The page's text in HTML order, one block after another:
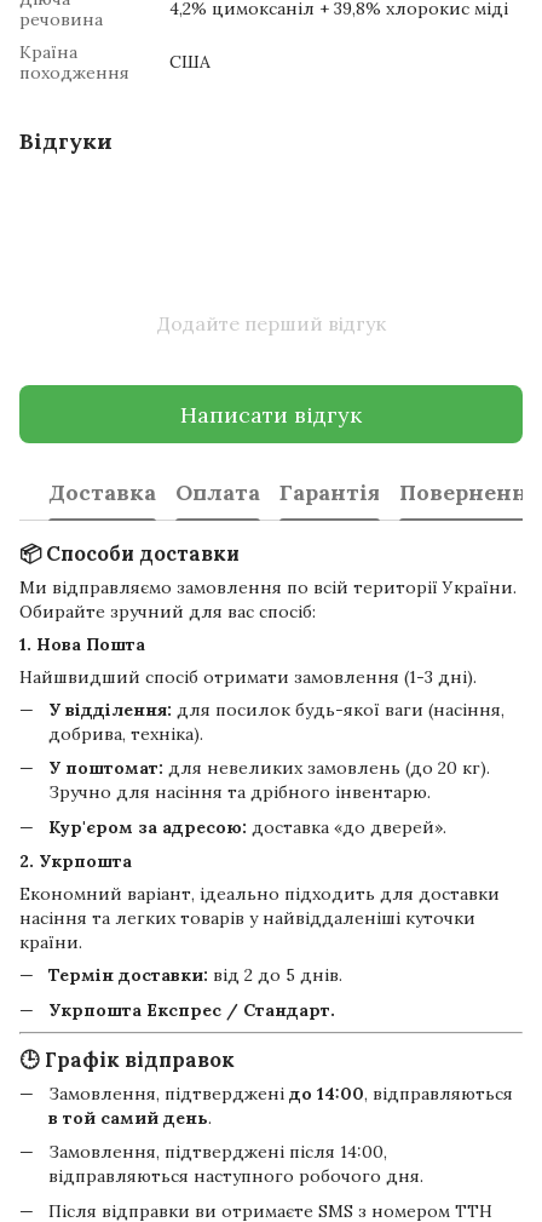
речовина
4,2% цимоксаніл + 39,8% хлорокис міді
Країна
походження
США
Відгуки
Додайте перший відгук
Написати відгук
Доставка Оплата Гарантія Повернення
📦 Способи доставки
Ми відправляємо замовлення по всій території України.
Обирайте зручний для вас спосіб:
1. Нова Пошта
Найшвидший спосіб отримати замовлення (1-3 дні).
У відділення: для посилок будь-якої ваги (насіння,
добрива, техніка).
У поштомат: для невеликих замовлень (до 20 кг).
Зручно для насіння та дрібного інвентарю.
Кур'єром за адресою: доставка «до дверей».
2. Укрпошта
Економний варіант, ідеально підходить для доставки
насіння та легких товарів у найвіддаленіші куточки
країни.
Термін доставки: від 2 до 5 днів.
Укрпошта Експрес / Стандарт.
🕒 Графік відправок
Замовлення, підтверджені до 14:00, відправляються
в той самий день.
Замовлення, підтверджені після 14:00,
відправляються наступного робочого дня.
Після відправки ви отримаєте SMS з номером ТТН